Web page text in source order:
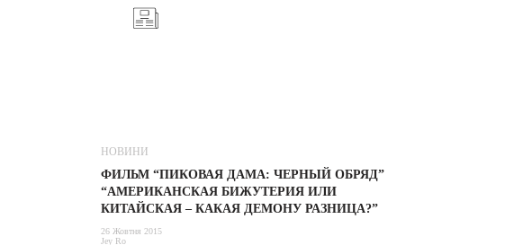
НОВИНИ
ФИЛЬМ “ПИКОВАЯ ДАМА: ЧЕРНЫЙ ОБРЯД”
“АМЕРИКАНСКАЯ БИЖУТЕРИЯ ИЛИ
КИТАЙСКАЯ – КАКАЯ ДЕМОНУ РАЗНИЦА?”
26 Жовтня 2015
Jey Ro